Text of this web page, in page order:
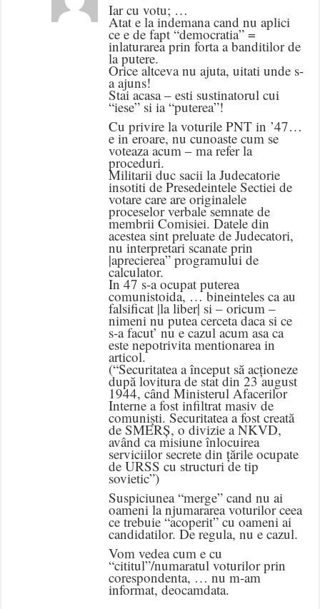
Iar cu votu; …
Atat e la indemana cand nu aplici
ce e de fapt “democratia” =
inlaturarea prin forta a banditilor de
la putere.
Orice altceva nu ajuta, uitati unde s-
a ajuns!
Stai acasa – esti sustinatorul cui
“iese” si ia “puterea”!
Cu privire la voturile PNT in ’47…
e in eroare, nu cunoaste cum se
voteaza acum – ma refer la
proceduri.
Militarii duc sacii la Judecatorie
insotiti de Presedeintele Sectiei de
votare care are originalele
proceselor verbale semnate de
membrii Comisiei. Datele din
acestea sint preluate de Judecatori,
nu interpretari scanate prin
|aprecierea” programului de
calculator.
In 47 s-a ocupat puterea
comunistoida, … bineinteles ca au
falsificat |la liber| si – oricum –
nimeni nu putea cerceta daca si ce
s-a facut’ nu e cazul acum asa ca
este nepotrivita mentionarea in
articol.
(“Securitatea a început să acționeze
după lovitura de stat din 23 august
1944, când Ministerul Afacerilor
Interne a fost infiltrat masiv de
comuniști. Securitatea a fost creată
de SMERȘ, o divizie a NKVD,
având ca misiune înlocuirea
serviciilor secrete din țările ocupate
de URSS cu structuri de tip
sovietic”)
Suspiciunea “merge” cand nu ai
oameni la njumararea voturilor ceea
ce trebuie “acoperit” cu oameni ai
candidatilor. De regula, nu e cazul.
Vom vedea cum e cu
“cititul”/numaratul voturilor prin
corespondenta, … nu m-am
informat, deocamdata.